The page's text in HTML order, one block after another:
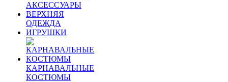
АКСЕССУАРЫ
ВЕРХНЯЯ
ОДЕЖДА
ИГРУШКИ
КАРНАВАЛЬНЫЕ
КОСТЮМЫ